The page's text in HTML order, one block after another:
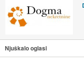
Njuškalo oglasi